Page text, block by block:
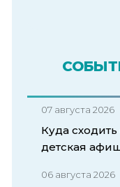
07 августа 2026
Куда
детская
06 августа 2026